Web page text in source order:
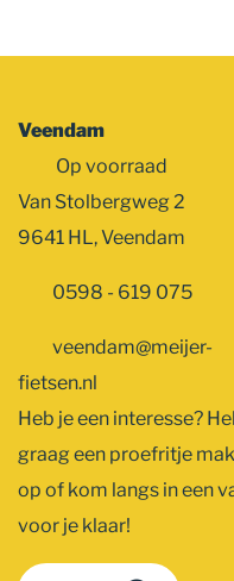
Veendam
Op voorraad
Van Stolbergweg 2
9641 HL, Veendam
0598 - 619 075
veendam@meijer-
fietsen.nl
Heb je een interesse?
graag een proefritje
op of kom langs in een
voor je klaar!